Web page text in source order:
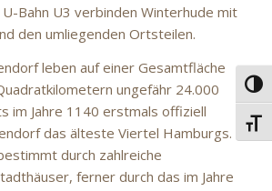
U-Bahn U3 verbinden Winterhude mit
den umliegenden Ortsteilen.
leben auf einer Gesamtfläche
ungefähr 24.000
im Jahre 1140 erstmals offiziell
das älteste Viertel Hamburgs.
durch zahlreiche
ferner durch das im Jahre